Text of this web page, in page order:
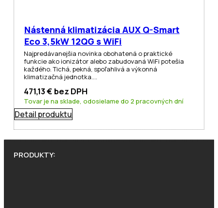
Nástenná klimatizácia AUX Q-Smart
Eco 3,5kW 12QG s WiFi
Najpredávanejšia novinka obohatená o praktické
funkcie ako ionizátor alebo zabudovaná WiFi potešia
každého. Tichá, pekná, spoľahlivá a výkonná
klimatizačná jednotka.…
471,13€ bez DPH
Tovar je na sklade, odosielame do 2 pracovných dní
Detail produktu
PRODUKTY: